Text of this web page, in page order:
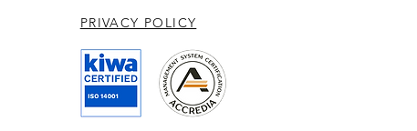
PRIVACY POLICY​